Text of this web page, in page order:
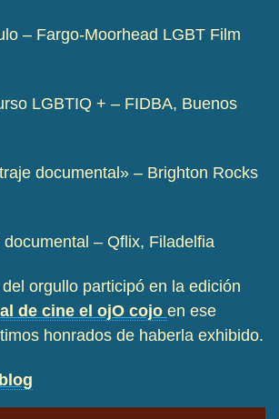
– Fargo-Moorhead LGBT Film
LGBTIQ + – FIDBA, Buenos
documental» – Brighton Rocks
– Qflix, Filadelfia
orgullo participó en la edición
de cine el ojO cojo en ese
honrados de haberla exhibido.